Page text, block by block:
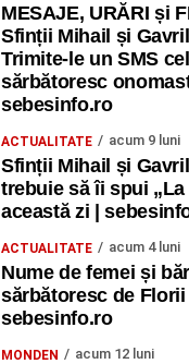
MESAJE, URĂRI și
Sfinții Mihail și
Trimite-le un SMS
sărbătoresc
sebesinfo.ro
ACTUALITATE acum 9 luni
Sfinții Mihail și
trebuie să îi spui
această zi |
ACTUALITATE acum 4 luni
Nume de femei și
sărbătoresc de Florii
sebesinfo.ro
MONDEN acum 12 luni